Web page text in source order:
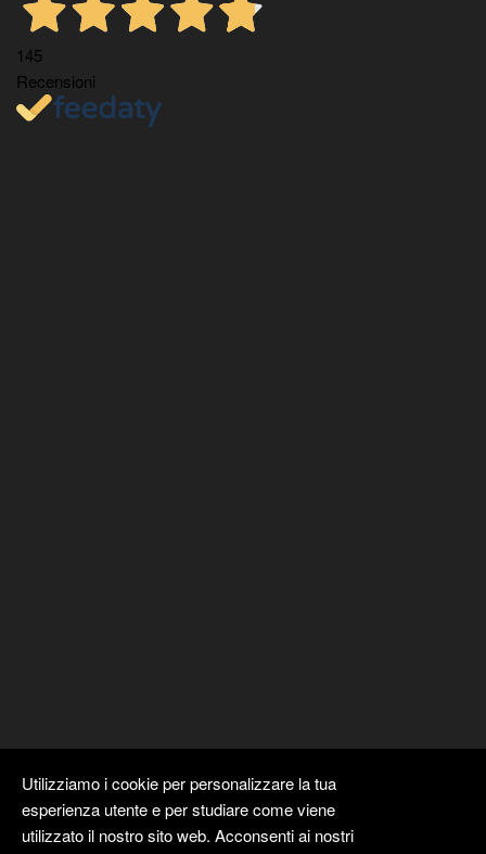
145
Recensioni
Utilizziamo i cookie per personalizzare la tua
esperienza utente e per studiare come viene
utilizzato il nostro sito web. Acconsenti ai nostri